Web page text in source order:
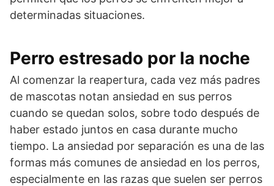
determinadas situaciones.
Perro estresado por la noche
Al comenzar la reapertura, cada vez más padres
de mascotas notan ansiedad en sus perros
cuando se quedan solos, sobre todo después de
haber estado juntos en casa durante mucho
tiempo. La ansiedad por separación es una de las
formas más comunes de ansiedad en los perros,
especialmente en las razas que suelen ser perros